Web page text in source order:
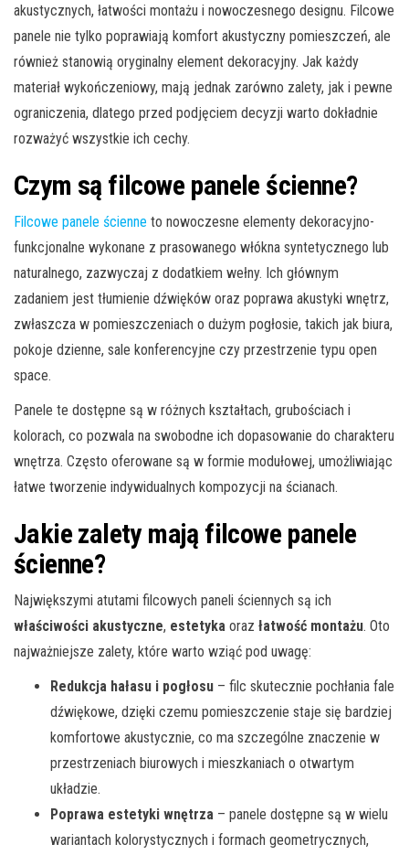
akustycznych, łatwości montażu i nowoczesnego designu. Filcowe
panele nie tylko poprawiają komfort akustyczny pomieszczeń, ale
również stanowią oryginalny element dekoracyjny. Jak każdy
materiał wykończeniowy, mają jednak zarówno zalety, jak i pewne
ograniczenia, dlatego przed podjęciem decyzji warto dokładnie
rozważyć wszystkie ich cechy.
Czym są filcowe panele ścienne?
Filcowe panele ścienne to nowoczesne elementy dekoracyjno-
funkcjonalne wykonane z prasowanego włókna syntetycznego lub
naturalnego, zazwyczaj z dodatkiem wełny. Ich głównym
zadaniem jest tłumienie dźwięków oraz poprawa akustyki wnętrz,
zwłaszcza w pomieszczeniach o dużym pogłosie, takich jak biura,
pokoje dzienne, sale konferencyjne czy przestrzenie typu open
space.
Panele te dostępne są w różnych kształtach, grubościach i
kolorach, co pozwala na swobodne ich dopasowanie do charakteru
wnętrza. Często oferowane są w formie modułowej, umożliwiając
łatwe tworzenie indywidualnych kompozycji na ścianach.
Jakie zalety mają filcowe panele
ścienne?
Największymi atutami filcowych paneli ściennych są ich
właściwości akustyczne, estetyka oraz łatwość montażu. Oto
najważniejsze zalety, które warto wziąć pod uwagę:
Redukcja hałasu i pogłosu – filc skutecznie pochłania fale
dźwiękowe, dzięki czemu pomieszczenie staje się bardziej
komfortowe akustycznie, co ma szczególne znaczenie w
przestrzeniach biurowych i mieszkaniach o otwartym
układzie.
Poprawa estetyki wnętrza – panele dostępne są w wielu
wariantach kolorystycznych i formach geometrycznych,